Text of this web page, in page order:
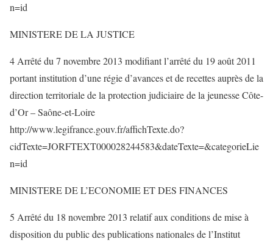
n=id
MINISTERE DE LA JUSTICE
4 Arrêté du 7 novembre 2013 modifiant l’arrêté du 19 août 2011
portant institution d’une régie d’avances et de recettes auprès de la
direction territoriale de la protection judiciaire de la jeunesse Côte-
d’Or – Saône-et-Loire
http://www.legifrance.gouv.fr/affichTexte.do?
cidTexte=JORFTEXT000028244583&dateTexte=&categorieLie
n=id
MINISTERE DE L’ECONOMIE ET DES FINANCES
5 Arrêté du 18 novembre 2013 relatif aux conditions de mise à
disposition du public des publications nationales de l’Institut